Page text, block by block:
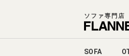
ソファ専門店
SOFA